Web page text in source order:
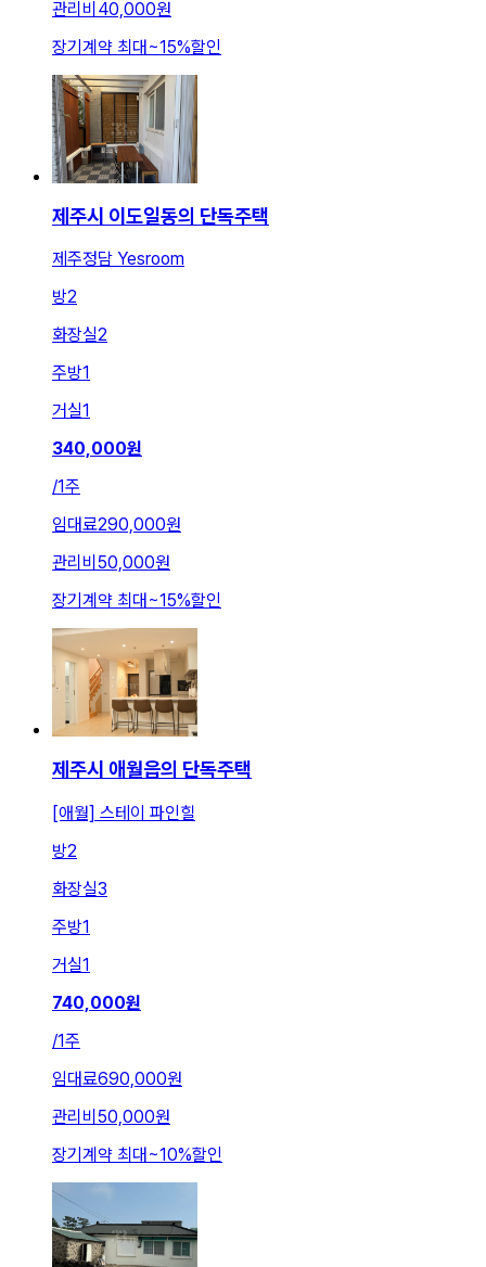
관리비 40,000원
장기계약 최대~15%할인
제주시 이도일동의 단독주택
제주정담 Yesroom
방2
화장실2
주방1
거실1
340,000원
/1주
임대료290,000원
관리비 50,000원
장기계약 최대 ~15%할인
제주시 애월읍의 단독주택
[애월] 스테이 파인힐
방2
화장실3
주방1
거실1
740,000원
/1주
임대료690,000원
관리비 50,000원
장기계약 최대~10%할인